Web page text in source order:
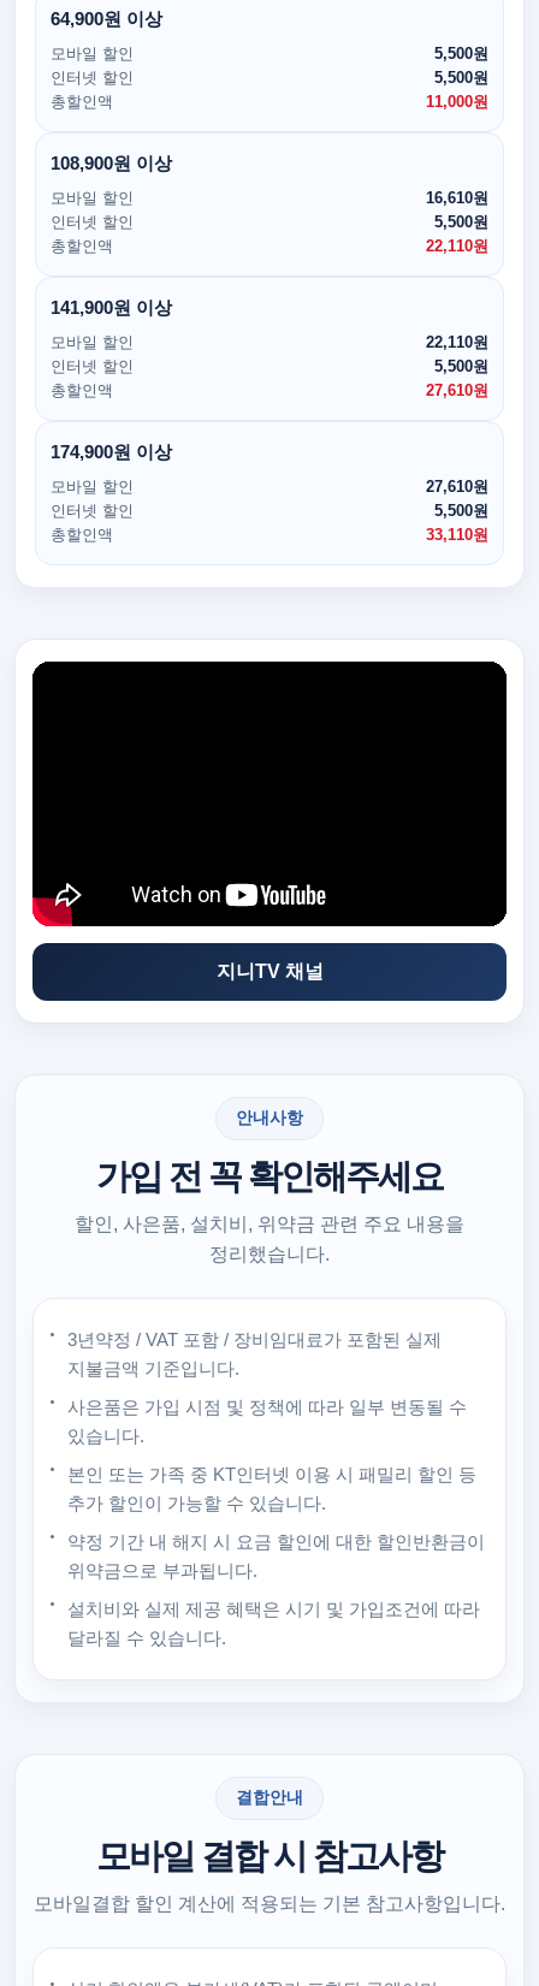
64,900원 이상
모바일 할인
5,500원
인터넷 할인
5,500원
총할인액
11,000원
108,900원 이상
모바일 할인
16,610원
인터넷 할인
5,500원
총할인액
22,110원
141,900원 이상
모바일 할인
22,110원
인터넷 할인
5,500원
총할인액
27,610원
174,900원 이상
모바일 할인
27,610원
인터넷 할인
5,500원
총할인액
33,110원
지니TV 채널
안내사항
가입 전 꼭 확인해주세요
할인, 사은품, 설치비, 위약금 관련 주요 내용을
정리했습니다.
3년약정 / VAT 포함 / 장비임대료가 포함된 실제
지불금액 기준입니다.
사은품은 가입 시점 및 정책에 따라 일부 변동될 수
있습니다.
본인 또는 가족 중 KT인터넷 이용 시 패밀리 할인 등
추가 할인이 가능할 수 있습니다.
약정 기간 내 해지 시 요금 할인에 대한 할인반환금이
위약금으로 부과됩니다.
설치비와 실제 제공 혜택은 시기 및 가입조건에 따라
달라질 수 있습니다.
결합안내
모바일 결합 시 참고사항
모바일결합 할인 계산에 적용되는 기본 참고사항입니다.